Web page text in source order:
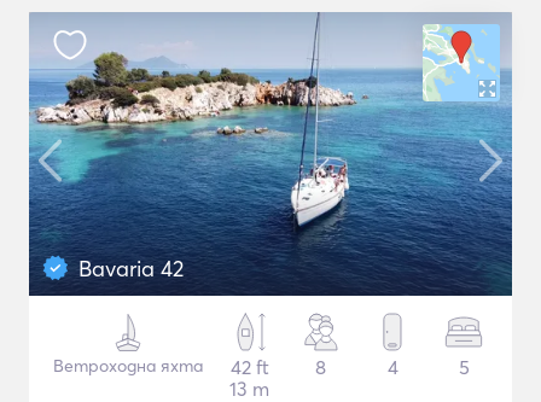
Bavaria 42
Ветроходна яхта
42 ft
13 m
8 4 5